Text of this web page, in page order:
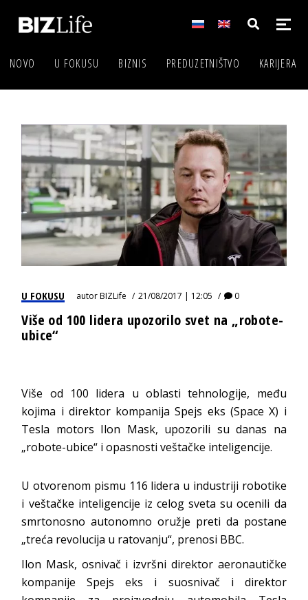
NOVO U FOKUSU BIZNIS PREDUZETNIŠTVO KARIJERA
U FOKUSU autorBIZLife 21/08/2017 | 12:05 0
Više od 100 lidera upozorilo svet na „robote-
ubice“
Više od 100 lidera u oblasti tehnologije, među
kojima i direktor kompanija Spejs eks (Space X) i
Tesla motors Ilon Mask, upozorili su danas na
„robote-ubice“ i opasnosti veštačke inteligencije.
U otvorenom pismu 116 lidera u industriji robotike
i veštačke inteligencije iz celog sveta su ocenili da
smrtonosno autonomno oružje preti da postane
„treća revolucija u ratovanju“, prenosi BBC.
Ilon Mask, osnivač i izvršni direktor aeronautičke
kompanije Spejs eks i suosnivač i direktor